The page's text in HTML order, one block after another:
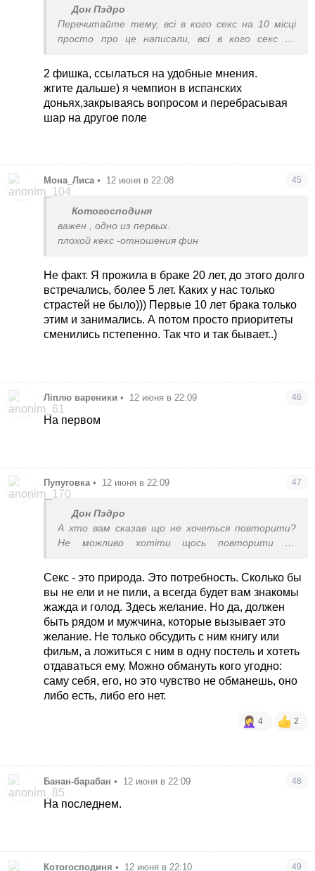
Дон Пэдро
Перечитайте тему, всі в кого секс на 10 місці
просто про це написали, всі в кого секс на
і переконання, для чого?
2 фишка, ссылаться на удобные мнения.
жгите дальше) я чемпион в испанских
доньях,закрываясь вопросом и перебрасывая
шар на другое поле
Мона_Лиса • 12 июня в 22:08 45
Котогосподиня
важен , одно из первых.
плохой кекс -отношения фин
Не факт. Я прожила в браке 20 лет, до этого долго
встречались, более 5 лет. Каких у нас только
страстей не было))) Первые 10 лет брака только
этим и занимались. А потом просто приоритеты
сменились пстепенно. Так что и так бывает..)
Ліплю вареники • 12 июня в 22:09 46
На первом
Пупуговка • 12 июня в 22:09 47
Дон Пэдро
А хто вам сказав що не хочеться повторити?
Не можливо хотіти щось повторити до
Секс - это природа. Это потребность. Сколько бы
вы не ели и не пили, а всегда будет вам знакомы
жажда и голод. Здесь желание. Но да, должен
быть рядом и мужчина, которые вызывает это
желание. Не только обсудить с ним книгу или
фильм, а ложиться с ним в одну постель и хотеть
отдаваться ему. Можно обмануть кого угодно:
саму себя, его, но это чувство не обманешь, оно
либо есть, либо его нет.
4 2
Банан-барабан • 12 июня в 22:09 48
На последнем.
Котогосподиня • 12 июня в 22:10 49